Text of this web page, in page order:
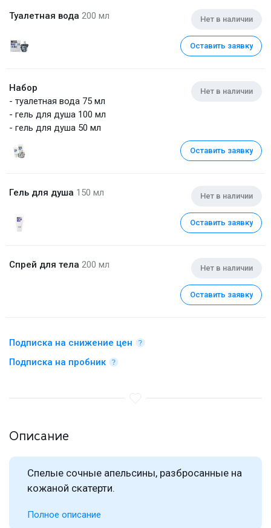
Туалетная вода 200 мл Нет в наличии
Оставить заявку
Набор
- туалетная вода 75 мл
- гель для душа 100 мл
- гель для душа 50 мл
Нет в наличии
Оставить заявку
Гель для душа 150 мл Нет в наличии
Оставить заявку
Спрей для тела 200 мл Нет в наличии
Оставить заявку
Подписка на снижение цен
Подписка на пробник
Описание
Спелые сочные апельсины, разбросанные на
кожаной скатерти.
Полное описание